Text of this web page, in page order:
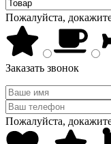
Пожалуйста,
Заказать звонок
Пожалуйста,